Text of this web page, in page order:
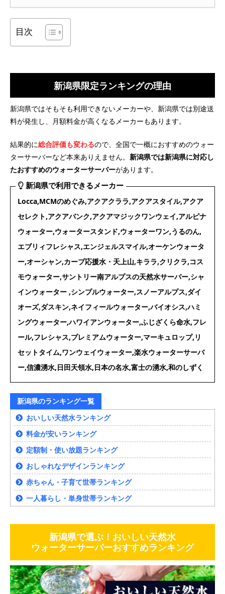
目次
新潟県限定ランキングの理由
新潟県ではそもそも利用できないメーカーや、新潟県では別途送
料が発生し、月額料金が高くなるメーカーもあります。
結果的に総合評価も変わるので、全国で一概におすすめのウォー
ターサーバーなど本来ありえません。 新潟県では新潟県に対応し
たおすすめのウォーターサーバーがあります。
新潟県で利用できるメーカー
Locca,MCMのめぐみ,アクアクララ,アクアスタイル,アクア
セレクト,アクアバンク,アクアマジックワンウェイ,アルピナ
ウォーター,ウォータースタンド,ウォーターワン,うるのん,
エブリィフレシャス,エンジェルスマイル,オーケンウォータ
ー,オーシャン,カープ応援水・天上山,キララ,クリクラ,コス
モウォーター,サントリー南アルプスの天然水サーバー,シャ
インウォーター ,シンプルウォーター,スノーアルプス,ダイ
オーズ,ダスキン,ネイフィールウォーター,バイオシス,ハミ
ングウォーター,ハワイアンウォーター,ふじざくら命水,フレ
ール,フレシャス,プレミアムウォーター,マーキュロップ,リ
セットタイム,ワンウェイウォーター,楽水ウォーターサーバ
ー,信濃湧水,日田天領水,日本の名水,富士の湧水,和のしずく
新潟県のランキング一覧
おいしい天然水ランキング
料金が安いランキング
定額制・使い放題ランキング
おしゃれなデザインランキング
赤ちゃん・子育て世帯ランキング
一人暮らし・単身世帯ランキング
新潟県で選ぶ！おいしい天然水
ウォーターサーバーおすすめランキング